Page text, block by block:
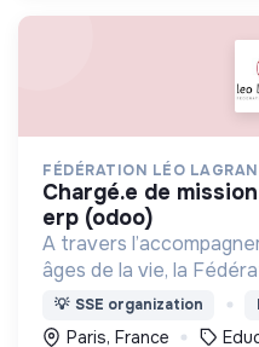
FÉDÉRATION LÉO
chargé.e de mission - projet application
erp (odoo)
A travers
âges de la vie, la
pour l’émancipation de
construction de
💡 SSE organization
Paris, France